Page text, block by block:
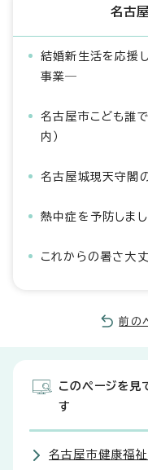
名古
結婚新生活を応援
事業―
名古屋市こども誰
内）
名古屋城現天守閣
熱中症を予防しまし
これからの暑さ大
前の
このページを見
す
名古屋市健康福祉